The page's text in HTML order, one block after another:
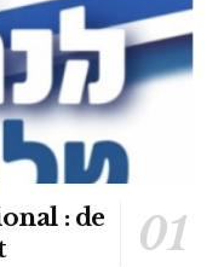
: de